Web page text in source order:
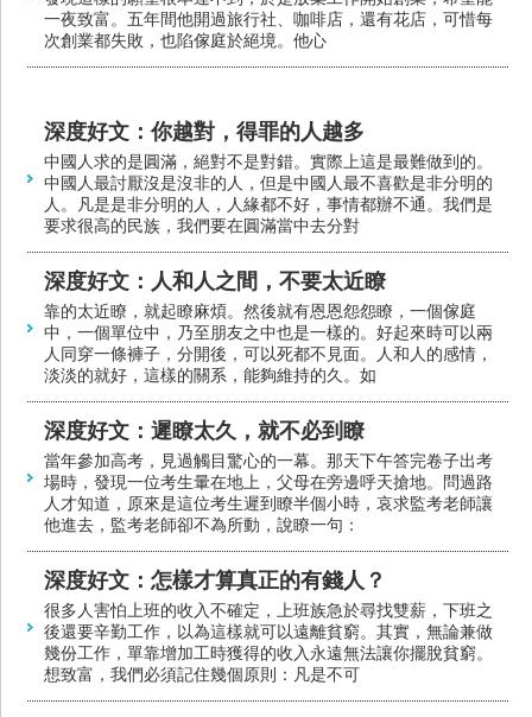
一夜致富。五年間他開過旅行社、咖啡店，還有花店，可惜每
次創業都失敗，也陷傢庭於絕境。他心
深度好文：你越對，得罪的人越多
中國人求的是圓滿，絕對不是對錯。實際上這是最難做到的。
中國人最討厭沒是沒非的人，但是中國人最不喜歡是非分明的
人。凡是是非分明的人，人緣都不好，事情都辦不通。我們是
要求很高的民族，我們要在圓滿當中去分對
深度好文：人和人之間，不要太近瞭
靠的太近瞭，就起瞭麻煩。然後就有恩恩怨怨瞭，一個傢庭
中，一個單位中，乃至朋友之中也是一樣的。好起來時可以兩
人同穿一條褲子，分開後，可以死都不見面。人和人的感情，
淡淡的就好，這樣的關系，能夠維持的久。如
深度好文：遲瞭太久，就不必到瞭
當年參加高考，見過觸目驚心的一幕。那天下午答完卷子出考
場時，發現一位考生暈在地上，父母在旁邊呼天搶地。問過路
人才知道，原來是這位考生遲到瞭半個小時，哀求監考老師讓
他進去，監考老師卻不為所動，說瞭一句：
深度好文：怎樣才算真正的有錢人？
很多人害怕上班的收入不確定，上班族急於尋找雙薪，下班之
後還要辛勤工作，以為這樣就可以遠離貧窮。其實，無論兼做
幾份工作，單靠增加工時獲得的收入永遠無法讓你擺脫貧窮。
想致富，我們必須記住幾個原則：凡是不可